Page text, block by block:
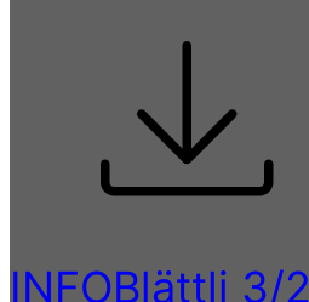
INFOBlättli 3/